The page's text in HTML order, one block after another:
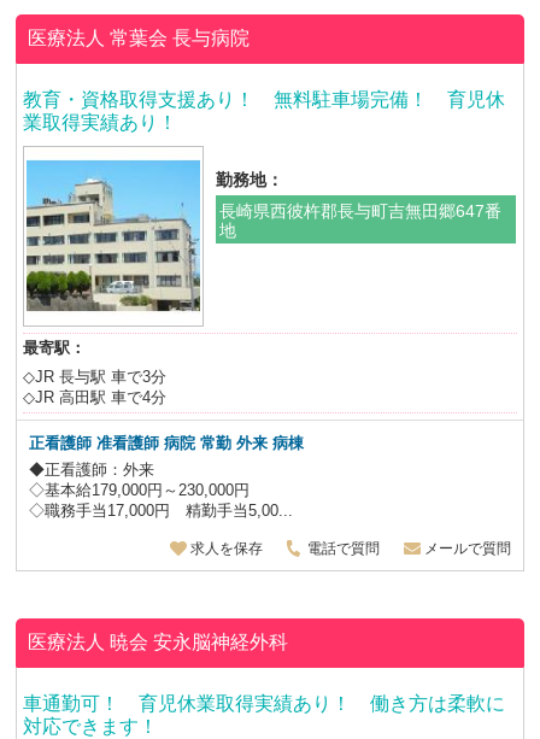
医療法人 常葉会長与病院
教育・資格取得支援あり！ 無料駐車場完備！ 育児休
業取得実績あり！
勤務地：
長崎県西彼杵郡長与町吉無田郷647番
地
最寄駅：
◇JR 長与駅 車で3分
◇JR 高田駅 車で4分
正看護師 准看護師 病院 常勤 外来 病棟
◆正看護師：外来
◇基本給179,000円～230,000円
◇職務手当17,000円 精勤手当5,00...
求人を保存 電話で質問 メールで質問
医療法人 暁会安永脳神経外科
車通勤可！ 育児休業取得実績あり！ 働き方は柔軟に
対応できます！